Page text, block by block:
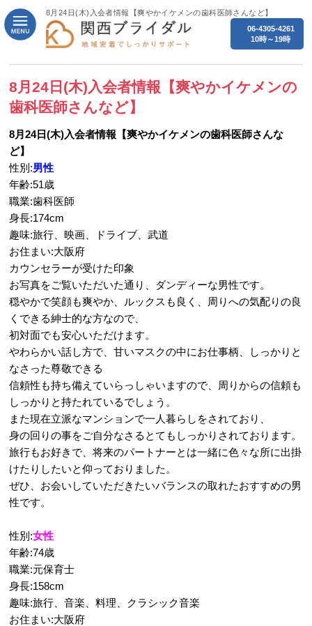
8月24日(木)入会者情報【爽やかイケメンの歯科医師さんなど】
06-4305-4261
10時～19時
8月24日(木)入会者情報【爽やかイケメンの
歯科医師さんなど】
8月24日(木)入会者情報【爽やかイケメンの歯科医師さんな
ど】
性別:男性
年齢:51歳
職業:歯科医師
身長:174cm
趣味:旅行、映画、ドライブ、武道
お住まい:大阪府
カウンセラーが受けた印象
お写真をご覧いただいた通り、ダンディーな男性です。
穏やかで笑顔も爽やか、ルックスも良く、周りへの気配りの良
くできる紳士的な方なので、
初対面でも安心いただけます。
やわらかい話し方で、甘いマスクの中にお仕事柄、しっかりと
なさった尊敬できる
信頼性も持ち備えていらっしゃいますので、周りからの信頼も
しっかりと持たれているでしょう。
また現在立派なマンションで一人暮らしをされており、
身の回りの事をご自分なさるとてもしっかりされております。
旅行もお好きで、将来のパートナーとは一緒に色々な所に出掛
けたりしたいと仰っておりました。
ぜひ、お会いしていただきたいバランスの取れたおすすめの男
性です。
性別:女性
年齢:74歳
職業:元保育士
身長:158cm
趣味:旅行、音楽、料理、クラシック音楽
お住まい:大阪府